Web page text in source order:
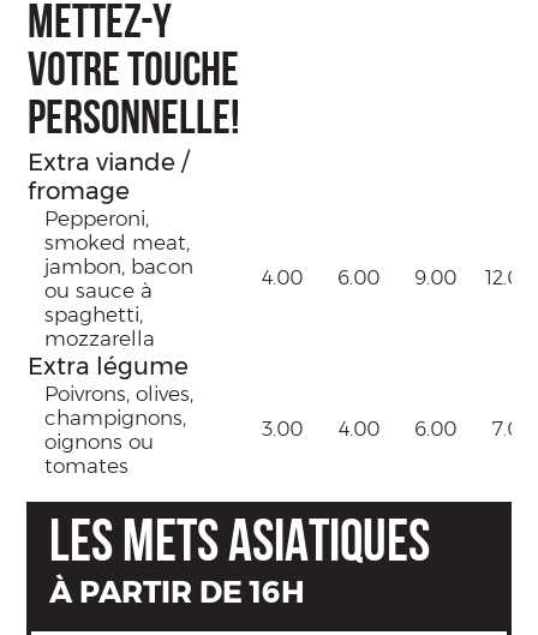
METTEZ-Y
VOTRE TOUCHE
PERSONNELLE!
Extra viande /
fromage
Pepperoni,
smoked meat,
jambon, bacon
ou sauce à
spaghetti,
mozzarella
4.00 6.00 9.00 12.00
Extra légume
Poivrons, olives,
champignons,
oignons ou
tomates
3.00 4.00 6.00 7.00
LES METS ASIATIQUES
À PARTIR DE 16H